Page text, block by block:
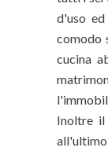
d'uso
comodo
cucina
Inoltre il
all'ultimo